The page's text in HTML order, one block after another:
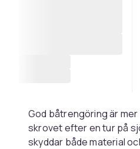
God båtrengöring är mer
skrovet efter en tur på
skyddar både material